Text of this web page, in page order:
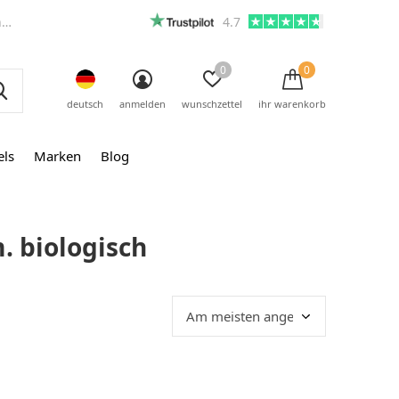
Marken Blog
deutsch anmelden wunschzettel
0
ihr warenkorb
0
4.7
biologisch